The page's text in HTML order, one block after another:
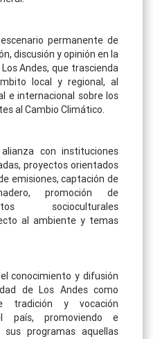
permanente de
discusión y opinión en la
Andes, que trascienda
local y regional, al
e internacional sobre los
al Cambio Climático.
con instituciones
proyectos orientados
emisiones, captación de
promoción de
socioculturales
al ambiente y temas
conocimiento y difusión
de Los Andes como
tradición y vocación
país, promoviendo e
sus programas aquellas